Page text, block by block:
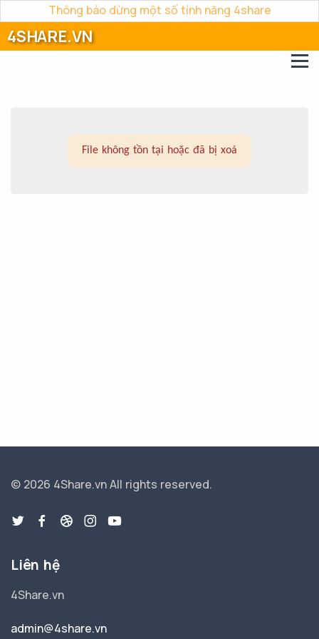
Thông báo dừng một số tính năng 4share
4SHARE.VN
File không tồn tại hoặc đã bị xoá
© 2026 4Share.vnAll rights reserved.
Liên hệ
4Share.vn
admin@4share.vn